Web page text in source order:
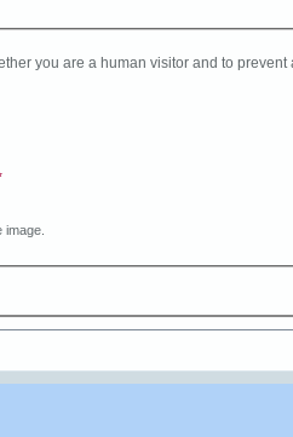
you are a human visitor and to
image.